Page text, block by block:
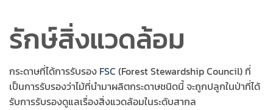
รักษ์สิ่งแวดล้อม
กระดาษที่ได้การรับรอง FSC (Forest Stewardship Council) ที่
เป็นการรับรองว่าไม้ที่นำมาผลิตกระดาษชนิดนี้ จะถูกปลูกในป่าที่ได้
รับการรับรองดูแลเรื่องสิ่งแวดล้อมในระดับสากล